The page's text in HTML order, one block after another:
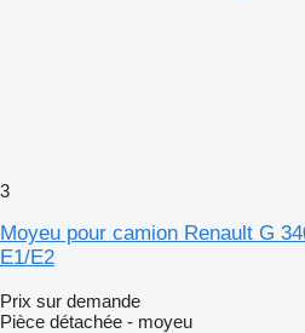
3
Moyeu pour camion Renault G
E1/E2
Prix sur demande
Pièce détachée - moyeu